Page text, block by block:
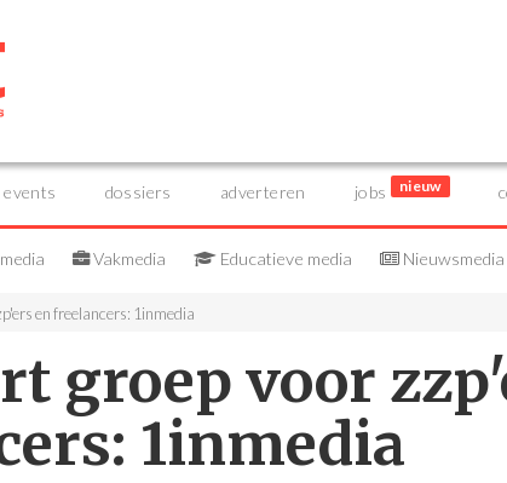
events dossiers adverteren jobs nieuw
Vakmedia Educatieve media Nieuwsmedia
en freelancers: 1inmedia
groep voor
1inmedia